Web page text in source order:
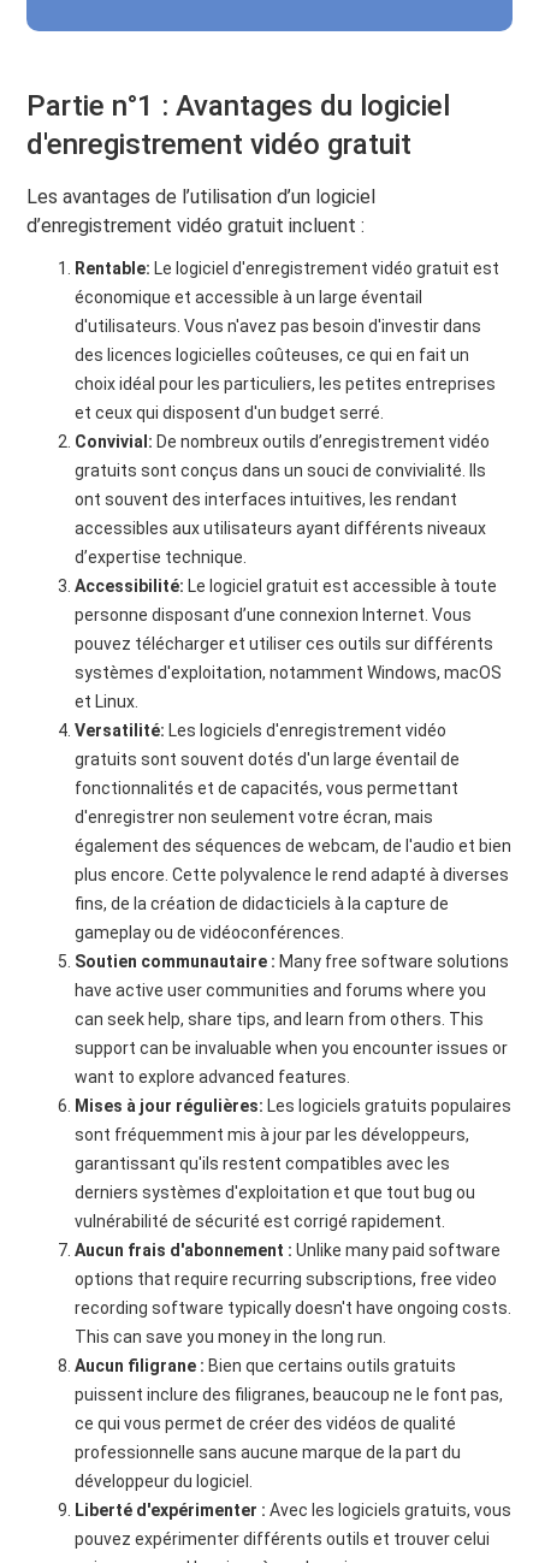
Partie n°1 : Avantages du logiciel
d'enregistrement vidéo gratuit
Les avantages de l’utilisation d’un logiciel
d’enregistrement vidéo gratuit incluent :
Rentable: Le logiciel d'enregistrement vidéo gratuit est
économique et accessible à un large éventail
d'utilisateurs. Vous n'avez pas besoin d'investir dans
des licences logicielles coûteuses, ce qui en fait un
choix idéal pour les particuliers, les petites entreprises
et ceux qui disposent d'un budget serré.
Convivial: De nombreux outils d’enregistrement vidéo
gratuits sont conçus dans un souci de convivialité. Ils
ont souvent des interfaces intuitives, les rendant
accessibles aux utilisateurs ayant différents niveaux
d’expertise technique.
Accessibilité: Le logiciel gratuit est accessible à toute
personne disposant d’une connexion Internet. Vous
pouvez télécharger et utiliser ces outils sur différents
systèmes d'exploitation, notamment Windows, macOS
et Linux.
Versatilité: Les logiciels d'enregistrement vidéo
gratuits sont souvent dotés d'un large éventail de
fonctionnalités et de capacités, vous permettant
d'enregistrer non seulement votre écran, mais
également des séquences de webcam, de l'audio et bien
plus encore. Cette polyvalence le rend adapté à diverses
fins, de la création de didacticiels à la capture de
gameplay ou de vidéoconférences.
Soutien communautaire : Many free software solutions
have active user communities and forums where you
can seek help, share tips, and learn from others. This
support can be invaluable when you encounter issues or
want to explore advanced features.
Mises à jour régulières: Les logiciels gratuits populaires
sont fréquemment mis à jour par les développeurs,
garantissant qu'ils restent compatibles avec les
derniers systèmes d'exploitation et que tout bug ou
vulnérabilité de sécurité est corrigé rapidement.
Aucun frais d'abonnement : Unlike many paid software
options that require recurring subscriptions, free video
recording software typically doesn't have ongoing costs.
This can save you money in the long run.
Aucun filigrane : Bien que certains outils gratuits
puissent inclure des filigranes, beaucoup ne le font pas,
ce qui vous permet de créer des vidéos de qualité
professionnelle sans aucune marque de la part du
développeur du logiciel.
Liberté d'expérimenter : Avec les logiciels gratuits, vous
pouvez expérimenter différents outils et trouver celui